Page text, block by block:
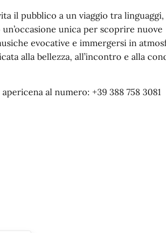
il pubblico a un viaggio tra linguaggi,
unica per scoprire nuove
evocative e immergersi in
alla bellezza, all’incontro e alla
al numero: +39 388 758 3081